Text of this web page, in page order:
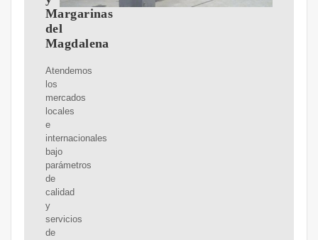
Margarinas
del
Magdalena
Atendemos
los
mercados
locales
e
internacionales
bajo
parámetros
de
calidad
y
servicios
de